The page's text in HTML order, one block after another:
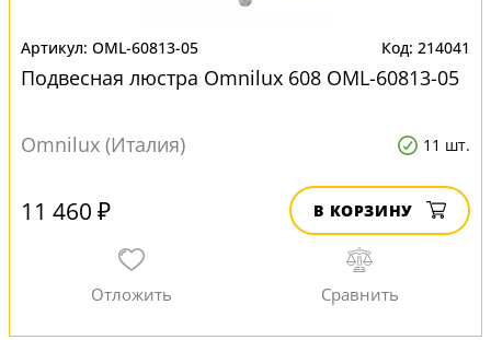
OML-60813-05 214041
Подвесная люстра Omnilux 608 OML-60813-05
Omnilux (Италия) 11 шт.
11 460 ₽ В КОРЗИНУ